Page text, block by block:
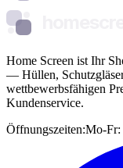
Home Screen ist Ihr
— Hüllen,
wettbewerbsfähigen
Kundenservice.
Öffnungszeiten:Mo-Fr: